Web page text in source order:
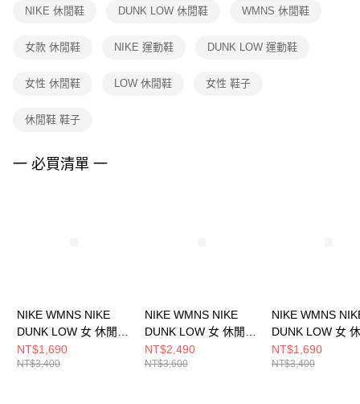
客戶支援中心」
https://netprotections.freshdesk.com/support/home
１．透過由恩沛科技股份有限公司提供之「AFTEE先享後付」服務完成之交
權轉讓予恩沛科技股份有限公司。
３．未成年的使用者請事先徵得法定代理人或監護人之同意方可使用
４．使用「AFTEE先享後付」時，將依據個別帳號之用戶狀況，依本公司即
NIKE 休閒鞋 DUNK LOW 休閒鞋 WMNS 休閒鞋
女款 休閒鞋 NIKE 運動鞋 DUNK LOW 運動鞋
女性 休閒鞋 LOW 休閒鞋 女性 鞋子
休閒鞋 鞋子
一 必買清單 一
NIKE WMNS NIKE
DUNK LOW 女 休閒鞋
HJ7673001
NT$1,690
NT$3,400
NIKE WMNS NIKE
DUNK LOW 女 休閒鞋
IB4417103
NT$2,490
NT$3,600
NIKE WMNS
DUNK LOW 女
HJ7673002
NT$1,690
NT$3,400